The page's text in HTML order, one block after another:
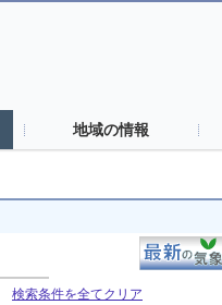
地域の情報
検索条件を全てクリア